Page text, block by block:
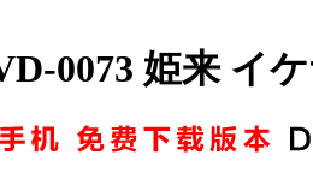
0073 姫来 イ